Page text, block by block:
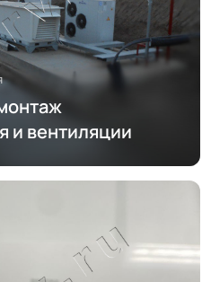
и вентиляции